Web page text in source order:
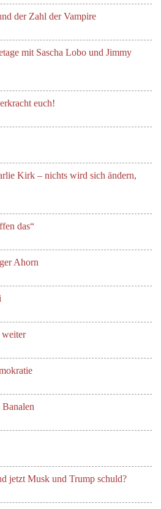
der Zahl der Vampire
mit Sascha Lobo und Jimmy
euch!
Kirk – nichts wird sich ändern,
das“
Ahorn
weiter
jetzt Musk und Trump schuld?